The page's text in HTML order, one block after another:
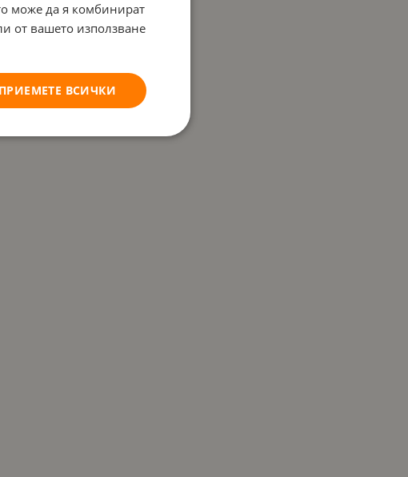
може да я комбинират
от вашето използване
ПРИЕМЕТЕ ВСИЧКИ